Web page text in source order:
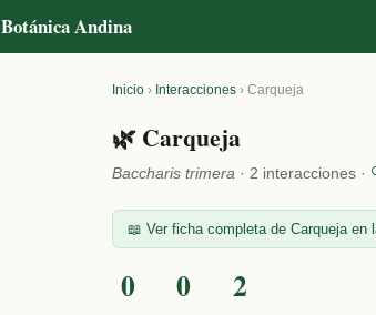
Botánica Andina
Inicio › Interacciones › Carqueja
🌿 Carqueja
Baccharis trimera · 2 interacciones ·
📖 Ver ficha completa de Carqueja en
0 0 2